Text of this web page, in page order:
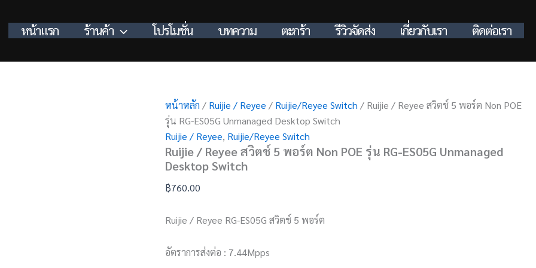
หน้าแรก ร้านค้า โปรโมชั่น บทความ ตะกร้า รีวิวจัดส่ง เกี่ยวกับเรา ติดต่อเรา
หน้าหลัก / Ruijie / Reyee / Ruijie/Reyee Switch / Ruijie / Reyee สวิตช์ 5 พอร์ต Non POE
รุ่น RG-ES05G Unmanaged Desktop Switch
Ruijie / Reyee, Ruijie/Reyee Switch
Ruijie / Reyee สวิตช์ 5 พอร์ต Non POE รุ่น RG-ES05G Unmanaged
Desktop Switch
฿760.00
Ruijie / Reyee RG-ES05G สวิตช์ 5 พอร์ต
อัตราการส่งต่อ : 7.44Mpps
/
Reyee
5
POE
รุ่น
RG-
ES05G
Unmanaged
Desktop
Switch
ชิ้น